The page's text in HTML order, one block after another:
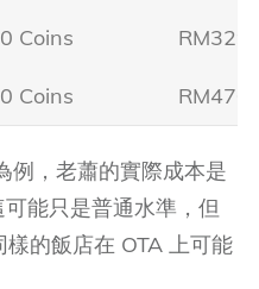
Coins RM329
Coins RM470
例，老蕭的實際成本是
能只是普通水準，但
的飯店在 OTA 上可能